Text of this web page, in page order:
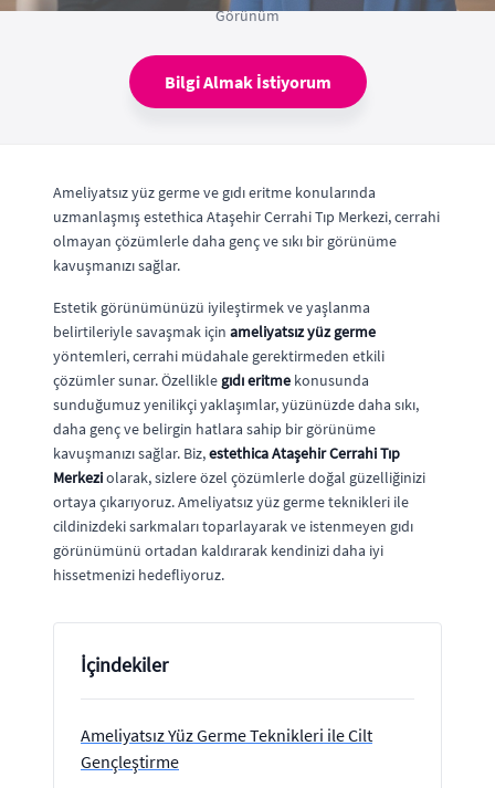
Görünüm
Bilgi Almak İstiyorum
Ameliyatsız yüz germe ve gıdı eritme konularında
uzmanlaşmış estethica Ataşehir Cerrahi Tıp Merkezi, cerrahi
olmayan çözümlerle daha genç ve sıkı bir görünüme
kavuşmanızı sağlar.
Estetik görünümünüzü iyileştirmek ve yaşlanma
belirtileriyle savaşmak için ameliyatsız yüz germe
yöntemleri, cerrahi müdahale gerektirmeden etkili
çözümler sunar. Özellikle gıdı eritme konusunda
sunduğumuz yenilikçi yaklaşımlar, yüzünüzde daha sıkı,
daha genç ve belirgin hatlara sahip bir görünüme
kavuşmanızı sağlar. Biz,estethica Ataşehir Cerrahi Tıp
Merkeziolarak, sizlere özel çözümlerle doğal güzelliğinizi
ortaya çıkarıyoruz. Ameliyatsız yüz germe teknikleri ile
cildinizdeki sarkmaları toparlayarak ve istenmeyen gıdı
görünümünü ortadan kaldırarak kendinizi daha iyi
hissetmenizi hedefliyoruz.
İçindekiler
Ameliyatsız Yüz Germe Teknikleri ile Cilt
Gençleştirme